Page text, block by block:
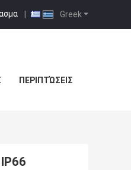
Greek
|
ΠΕΡΙΠΤΏΣΕΙΣ